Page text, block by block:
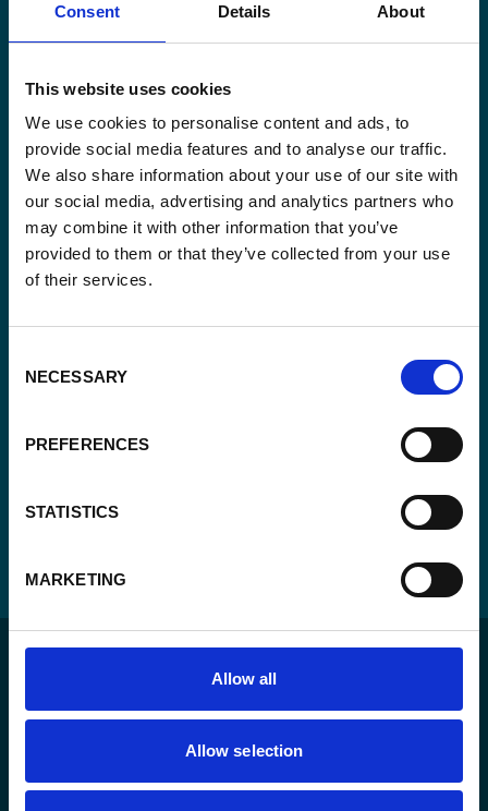
Consent Details About
This website uses cookies
We use cookies to personalise content and ads, to
provide social media features and to analyse our traffic.
We also share information about your use of our site with
our social media, advertising and analytics partners who
may combine it with other information that you’ve
provided to them or that they’ve collected from your use
of their services.
Selection
NECESSARY
PREFERENCES
STATISTICS
MARKETING
Allow all
Allow selection
Suivez nos actions ainsi que les dernières tendances en
matière de coopération au développement.
Email
*
Consent
Oui, je m'inscris à la newsletter
CAPTCHA